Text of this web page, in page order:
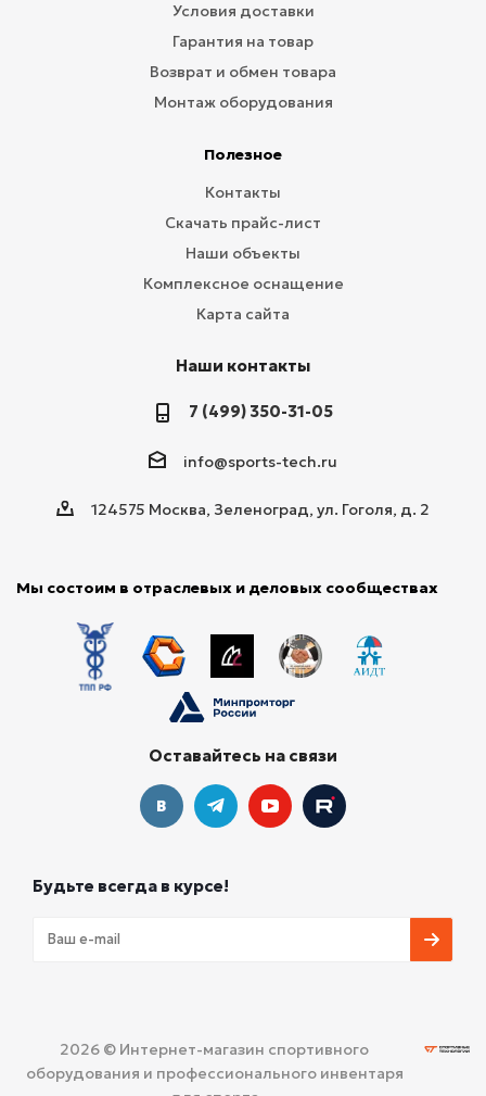
Условия доставки
Гарантия на товар
Возврат и обмен товара
Монтаж оборудования
Полезное
Контакты
Скачать прайс-лист
Наши объекты
Комплексное оснащение
Карта сайта
Наши контакты
7 (499) 350-31-05
info@sports-tech.ru
124575 Москва, Зеленоград, ул. Гоголя, д. 2
Мы состоим в отраслевых и деловых сообществах
Оставайтесь на связи
Будьте всегда в курсе!
2026 © Интернет-магазин спортивного
оборудования и профессионального инвентаря